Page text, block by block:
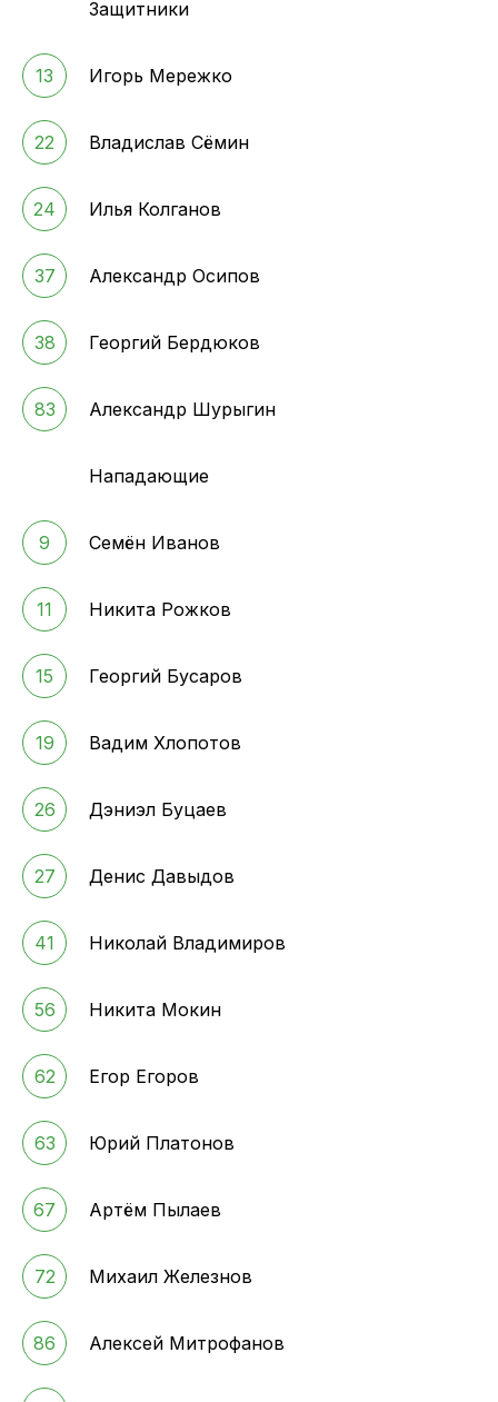
Защитники
13 Игорь Мережко
22 Владислав Сёмин
24 Илья Колганов
37 Александр Осипов
38 Георгий Бердюков
83 Александр Шурыгин
Нападающие
9 Семён Иванов
11 Никита Рожков
15 Георгий Бусаров
19 Вадим Хлопотов
26 Дэниэл Буцаев
27 Денис Давыдов
41 Николай Владимиров
56 Никита Мокин
62 Егор Егоров
63 Юрий Платонов
67 Артём Пылаев
72 Михаил Железнов
86 Алексей Митрофанов